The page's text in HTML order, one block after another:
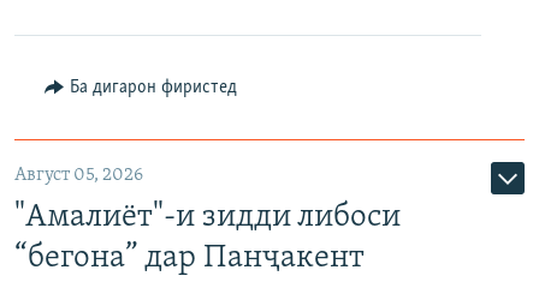
Ба дигарон фиристед
Август 05, 2026
"Амалиёт"-и зидди либоси
“бегона” дар Панҷакент